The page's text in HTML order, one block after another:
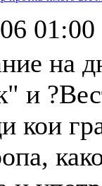
01:00
на
и
кои